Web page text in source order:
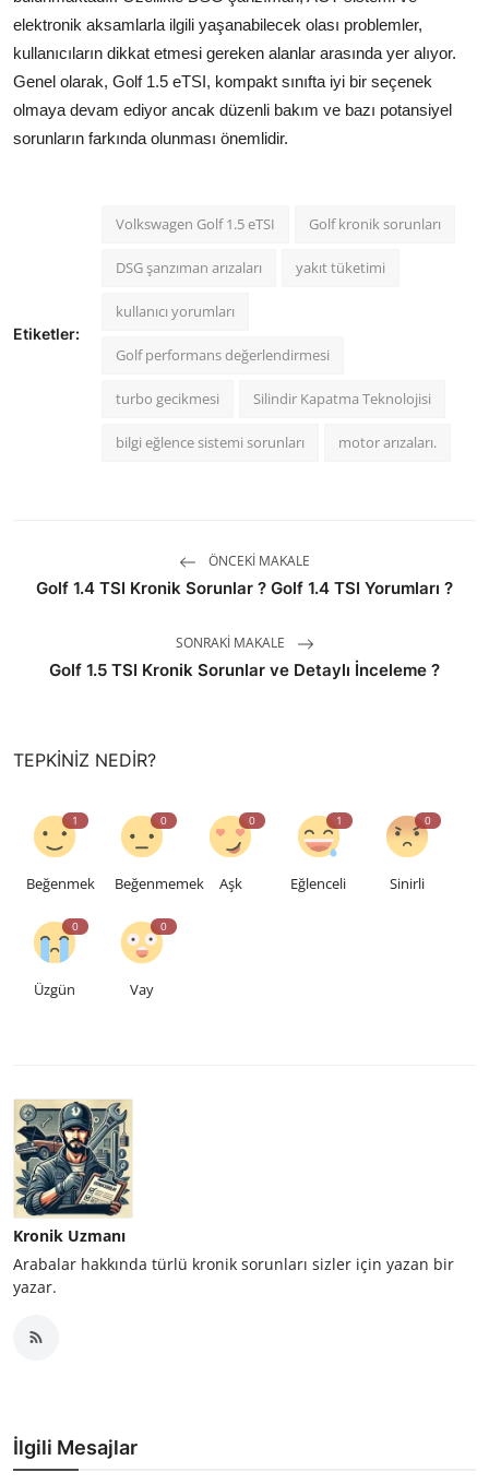
elektronik aksamlarla ilgili yaşanabilecek olası problemler,
kullanıcıların dikkat etmesi gereken alanlar arasında yer alıyor.
Genel olarak, Golf 1.5 eTSI, kompakt sınıfta iyi bir seçenek
olmaya devam ediyor ancak düzenli bakım ve bazı potansiyel
sorunların farkında olunması önemlidir.
Etiketler:
Volkswagen Golf 1.5 eTSI Golf kronik sorunları
DSG şanzıman arızaları yakıt tüketimi
kullanıcı yorumları
Golf performans değerlendirmesi
turbo gecikmesi Silindir Kapatma Teknolojisi
bilgi eğlence sistemi sorunları motor arızaları.
ÖNCEKI MAKALE
Golf 1.4 TSI Kronik Sorunlar ? Golf 1.4 TSI Yorumları ?
SONRAKI MAKALE
Golf 1.5 TSI Kronik Sorunlar ve Detaylı İnceleme ?
TEPKINIZ NEDIR?
1
Beğenmek
0
Beğenmemek
0
Aşk
1
Eğlenceli
0
Sinirli
0
Üzgün
0
Vay
Kronik Uzmanı
Arabalar hakkında türlü kronik sorunları sizler için yazan bir
yazar.
İlgili Mesajlar